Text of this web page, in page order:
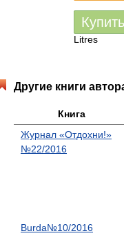
Litres
Другие книги
Книга
Журнал «Отдохни!»
№22/2016
Burda№10/2016